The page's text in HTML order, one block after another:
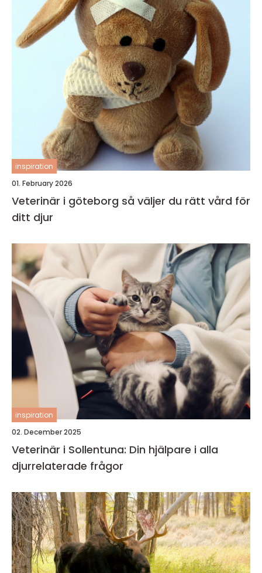
inspiration
01. February 2026
Veterinär i göteborg så väljer du rätt vård för
ditt djur
inspiration
02. December 2025
Veterinär i Sollentuna: Din hjälpare i alla
djurrelaterade frågor